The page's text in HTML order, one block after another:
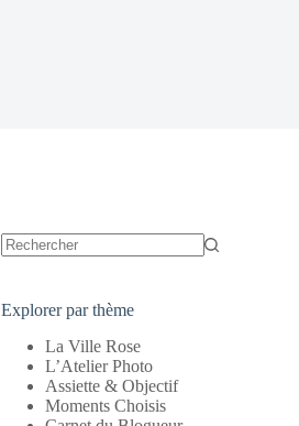
Explorer par thème
La Ville Rose
L’Atelier Photo
Assiette & Objectif
Moments Choisis